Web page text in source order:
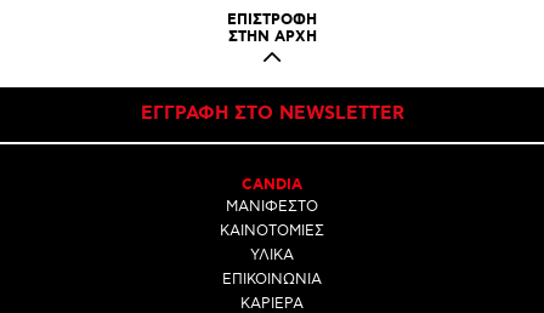
ΕΠΙΣΤΡΟΦΗ
ΣΤΗΝ ΑΡΧΗ
ΕΓΓΡΑΦΗ ΣΤΟ NEWSLETTER
CANDIA
ΜΑΝΙΦΕΣΤΟ
ΚΑΙΝΟΤΟΜΙΕΣ
ΥΛΙΚΑ
ΕΠΙΚΟΙΝΩΝΙΑ
ΚΑΡΙΕΡΑ